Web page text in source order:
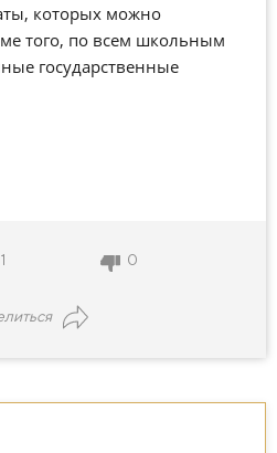
которых можно
того, по всем школьным
государственные
1 0